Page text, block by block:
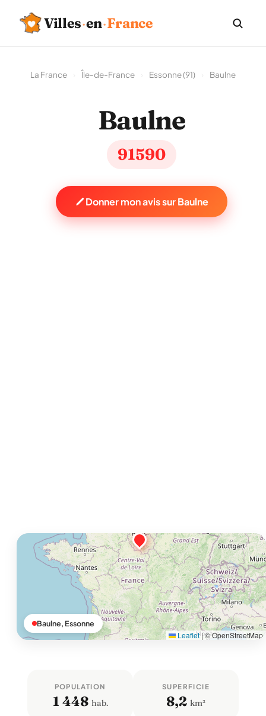
Villes·en·France
La France Île-de-France Essonne (91) Baulne
Baulne
91590
Donner mon avis sur Baulne
Leaflet |© OpenStreetMap
Baulne, Essonne
POPULATION
1 448 hab.
SUPERFICIE
8,2 km²